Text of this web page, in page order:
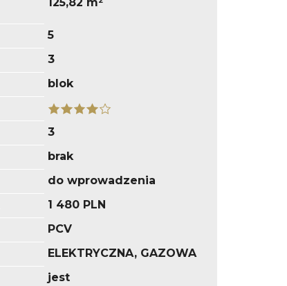
5
3
blok
3
brak
do wprowadzenia
1 480 PLN
PCV
ELEKTRYCZNA, GAZOWA
jest